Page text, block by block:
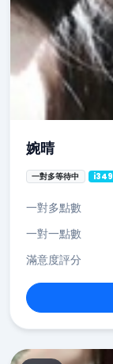
婉晴
一對多等待中 i349
一對多點數
一對一點數
滿意度評分